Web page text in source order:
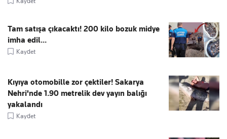
Tam satışa çıkacaktı! 200 kilo bozuk midye
imha edil...
Kaydet
Kıyıya otomobille zor çektiler! Sakarya
Nehri'nde 1.90 metrelik dev yayın balığı
yakalandı
Kaydet